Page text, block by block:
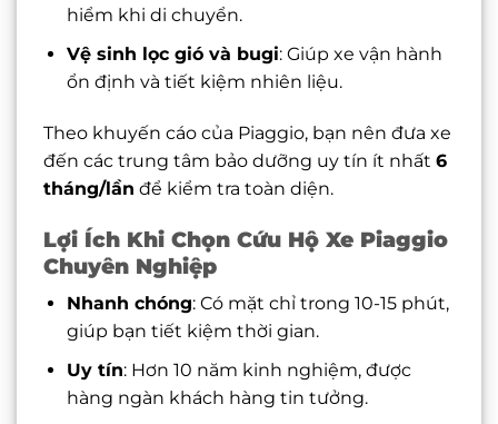
hiểm khi di chuyển.
Vệ sinh lọc gió và bugi: Giúp xe vận hành
ổn định và tiết kiệm nhiên liệu.
Theo khuyến cáo của Piaggio, bạn nên đưa xe
đến các trung tâm bảo dưỡng uy tín ít nhất 6
tháng/lần để kiểm tra toàn diện.
Lợi Ích Khi Chọn Cứu Hộ Xe Piaggio
Chuyên Nghiệp
Nhanh chóng: Có mặt chỉ trong 10-15 phút,
giúp bạn tiết kiệm thời gian.
Uy tín: Hơn 10 năm kinh nghiệm, được
hàng ngàn khách hàng tin tưởng.